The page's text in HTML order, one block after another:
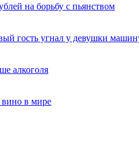
на борьбу с пьянством
гость угнал у девушки
алкоголя
вино в мире